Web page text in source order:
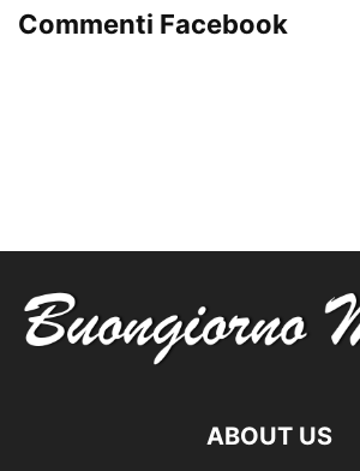
Commenti Facebook
ABOUT US